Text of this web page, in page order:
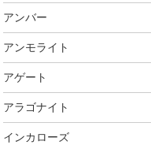
アンバー
アンモライト
アゲート
アラゴナイト
インカローズ